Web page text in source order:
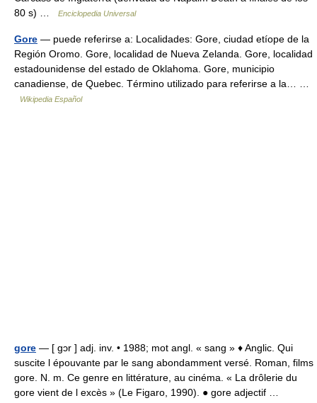
80 s) …
Enciclopedia Universal
Gore — puede referirse a: Localidades: Gore, ciudad etíope de la
Región Oromo. Gore, localidad de Nueva Zelanda. Gore, localidad
estadounidense del estado de Oklahoma. Gore, municipio
canadiense, de Quebec. Término utilizado para referirse a la… …
Wikipedia Español
gore — [ gɔr ] adj. inv. • 1988; mot angl. « sang » ♦ Anglic. Qui
suscite l épouvante par le sang abondamment versé. Roman, films
gore. N. m. Ce genre en littérature, au cinéma. « La drôlerie du
gore vient de l excès » (Le Figaro, 1990). ● gore adjectif …